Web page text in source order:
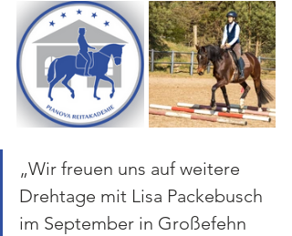
„Wir freuen uns auf weitere
Drehtage mit Lisa Packebusch
im September in Großefehn